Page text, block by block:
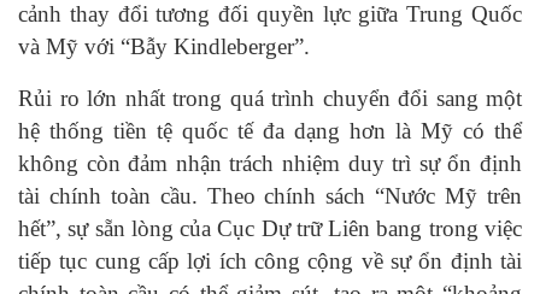
cảnh thay đổi tương đối quyền lực giữa Trung Quốc
và Mỹ với “Bẫy Kindleberger”.
Rủi ro lớn nhất trong quá trình chuyển đổi sang một
hệ thống tiền tệ quốc tế đa dạng hơn là Mỹ có thể
không còn đảm nhận trách nhiệm duy trì sự ổn định
tài chính toàn cầu. Theo chính sách “Nước Mỹ trên
hết”, sự sẵn lòng của Cục Dự trữ Liên bang trong việc
tiếp tục cung cấp lợi ích công cộng về sự ổn định tài